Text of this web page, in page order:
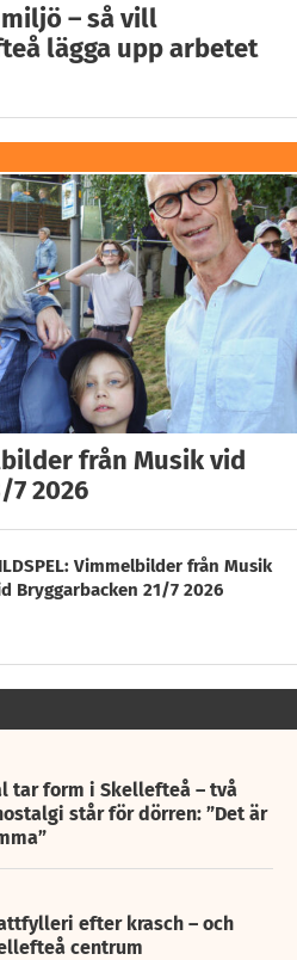
– så vill
lägga upp arbetet
från Musik vid
7 2026
Vimmelbilder från Musik
Bryggarbacken 21/7 2026
tar form i Skellefteå – två
står för dörren: ”Det är
efter krasch – och
centrum